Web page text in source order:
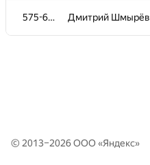
575-656 Дмитрий Шмырёв
575-656 Дмитрий Шмырёв
© 2013–2026 ООО «Яндекс»